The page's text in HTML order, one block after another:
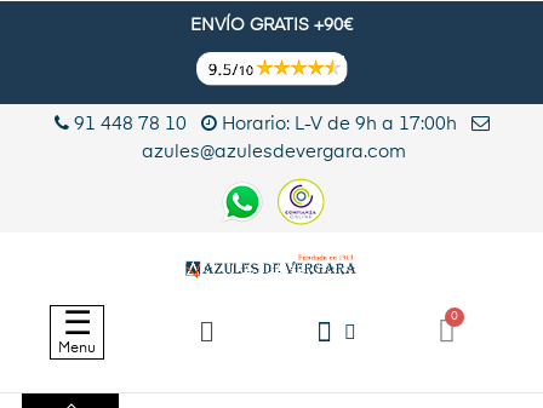
ENVÍO GRATIS +90€
91 448 78 10
Horario: L-V de 9h a 17:00h
azules@azulesdevergara.com
Navegación
de
palanca
☰
Menu